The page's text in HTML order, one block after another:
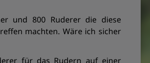
und 800 Ruderer die diese
machten. Wäre ich sicher
für das Rudern auf einer